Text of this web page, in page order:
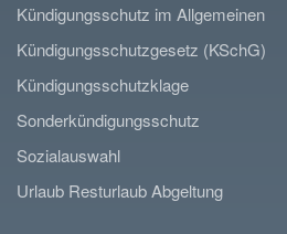
Kündigungsschutz im Allgemeinen
Kündigungsschutzgesetz (KSchG)
Kündigungsschutzklage
Sonderkündigungsschutz
Sozialauswahl
Urlaub Resturlaub Abgeltung